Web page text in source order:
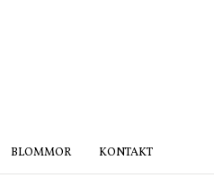
BLOMMOR KONTAKT